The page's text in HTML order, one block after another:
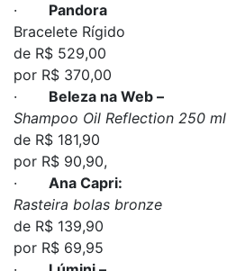
· Pandora
Bracelete Rígido
de R$ 529,00
por R$ 370,00
· Beleza na Web –
Shampoo Oil Reflection 250 ml
de R$ 181,90
por R$ 90,90,
· Ana Capri:
Rasteira bolas bronze
de R$ 139,90
por R$ 69,95